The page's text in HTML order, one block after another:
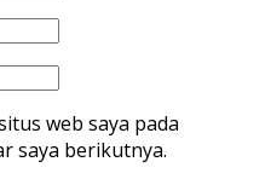
web saya pada
saya berikutnya.